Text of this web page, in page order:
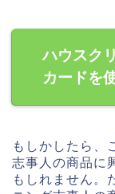
ハウスク
カードを
もしかしたら、
志事人の商品に
もしれません。